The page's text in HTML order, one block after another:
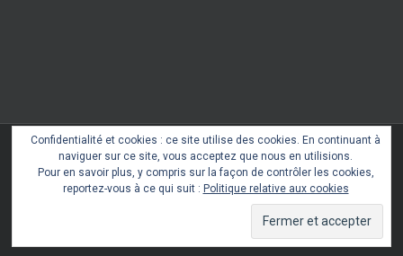
Copyright 2022 © Cœur de Castres
Mentions légales
Facebook
Confidentialité et cookies : ce site utilise des cookies. En continuant à
naviguer sur ce site, vous acceptez que nous en utilisions.
Pour en savoir plus, y compris sur la façon de contrôler les cookies,
reportez-vous à ce qui suit : Politique relative aux cookies